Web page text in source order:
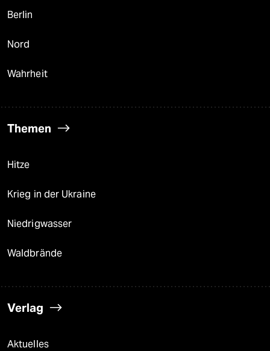
Berlin
Nord
Wahrheit
Themen
Hitze
Krieg in der Ukraine
Niedrigwasser
Waldbrände
Verlag
Aktuelles